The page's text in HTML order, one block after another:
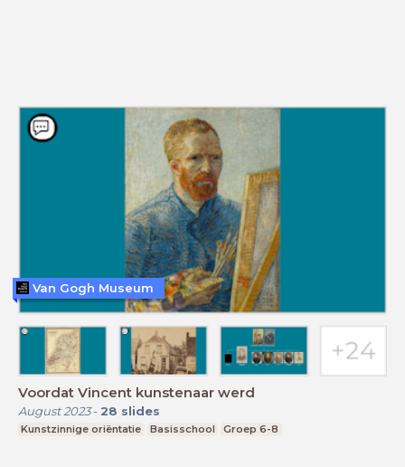
Voordat Vincent kunstenaar werd
August 2023- 28 slides
Kunstzinnige oriëntatie Basisschool Groep 6-8
Van Gogh Museum